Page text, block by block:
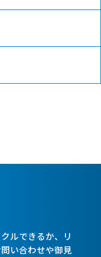
ルできるか、リ
い合わせや御見